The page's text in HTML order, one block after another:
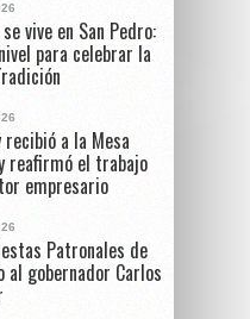
vive en San Pedro:
para celebrar la
recibió a la Mesa
reafirmó el trabajo
empresario
Patronales de
al gobernador Carlos